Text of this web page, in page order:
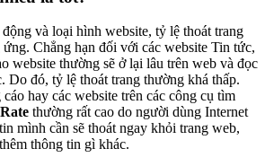
và loại hình website, tỷ lệ thoát trang
ứng. Chẳng hạn đối với các website Tin tức,
website thường sẽ ở lại lâu trên web và đọc
Do đó, tỷ lệ thoát trang thường khá thấp.
hay các website trên các công cụ tìm
thường rất cao do người dùng Internet
mình cần sẽ thoát ngay khỏi trang web,
thông tin gì khác.